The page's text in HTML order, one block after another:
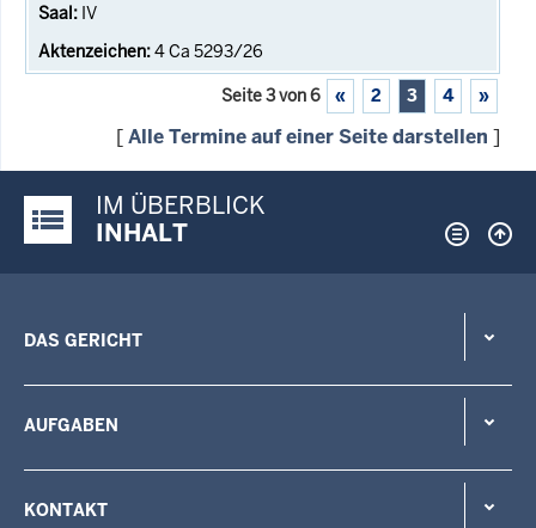
IV
4 Ca 5293/26
Seite 3 von 6 « 2 3 4 »
[Alle Termine auf einer Seite darstellen ]
Justiz-Portal im Überblick:
IM ÜBERBLICK
INHALT
DAS GERICHT
AUFGABEN
KONTAKT